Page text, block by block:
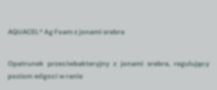
AQUACEL® Ag Foam z jonami srebra
Opatrunek przeciwbakteryjny z jonami srebra, regulujący
poziom wilgoci w ranie